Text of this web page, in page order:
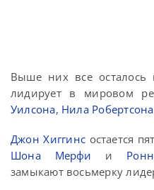
Выше них все
лидирует в мировом
Уилсона, Нила Робертсона
Джон Хиггинс остается
Шона Мерфи и
замыкают восьмерку